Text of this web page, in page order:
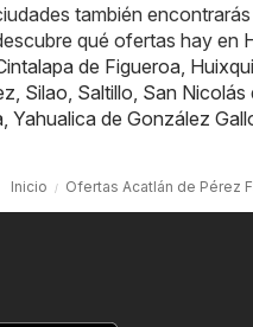
también
qué ofertas hay en
de Figueroa
Silao Saltillo San Nicolás
Yahualica de González
Inicio Ofertas Acatlán de Pérez